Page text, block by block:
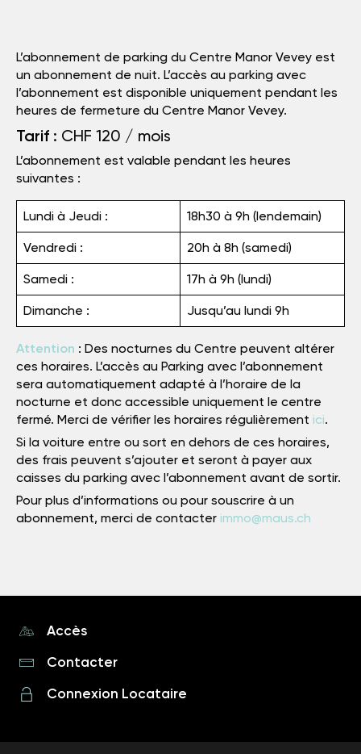
L’abonnement de parking du Centre Manor Vevey est
un abonnement de nuit. L’accès au parking avec
l’abonnement est disponible uniquement pendant les
heures de fermeture du Centre Manor Vevey.
Tarif : CHF 120 / mois
L’abonnement est valable pendant les heures
suivantes :
Lundi à Jeudi : 18h30 à 9h (lendemain)
Vendredi : 20h à 8h (samedi)
Samedi : 17h à 9h (lundi)
Dimanche : Jusqu’au lundi 9h
Attention : Des nocturnes du Centre peuvent altérer
ces horaires. L’accès au Parking avec l’abonnement
sera automatiquement adapté à l’horaire de la
nocturne et donc accessible uniquement le centre
fermé. Merci de vérifier les horaires régulièrement ici.
Si la voiture entre ou sort en dehors de ces horaires,
des frais peuvent s’ajouter et seront à payer aux
caisses du parking avec l’abonnement avant de sortir.
Pour plus d’informations ou pour souscrire à un
abonnement, merci de contacter immo@maus.ch
Accès
Contacter
Connexion Locataire